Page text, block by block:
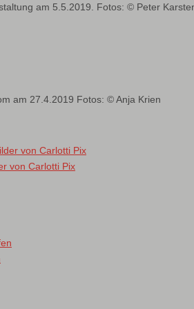
am 5.5.2019. Fotos: © Peter
am 27.4.2019 Fotos: © Anja Krien
von Carlotti Pix